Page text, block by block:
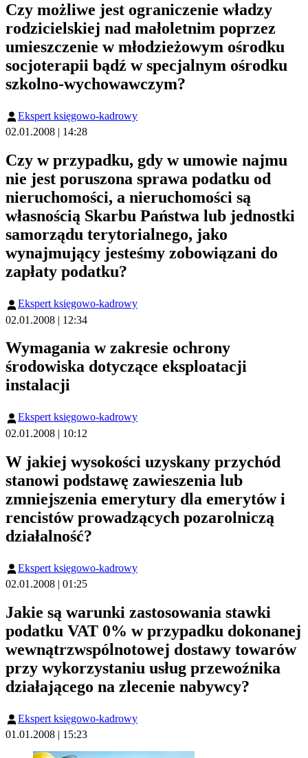
Czy możliwe jest ograniczenie władzy
rodzicielskiej nad małoletnim poprzez
umieszczenie w młodzieżowym ośrodku
socjoterapii bądź w specjalnym ośrodku
szkolno-wychowawczym?
Ekspert księgowo-kadrowy
02.01.2008 | 14:28
Czy w przypadku, gdy w umowie najmu
nie jest poruszona sprawa podatku od
nieruchomości, a nieruchomości są
własnością Skarbu Państwa lub jednostki
samorządu terytorialnego, jako
wynajmujący jesteśmy zobowiązani do
zapłaty podatku?
Ekspert księgowo-kadrowy
02.01.2008 | 12:34
Wymagania w zakresie ochrony
środowiska dotyczące eksploatacji
instalacji
Ekspert księgowo-kadrowy
02.01.2008 | 10:12
W jakiej wysokości uzyskany przychód
stanowi podstawę zawieszenia lub
zmniejszenia emerytury dla emerytów i
rencistów prowadzących pozarolniczą
działalność?
Ekspert księgowo-kadrowy
02.01.2008 | 01:25
Jakie są warunki zastosowania stawki
podatku VAT 0% w przypadku dokonanej
wewnątrzwspólnotowej dostawy towarów
przy wykorzystaniu usług przewoźnika
działającego na zlecenie nabywcy?
Ekspert księgowo-kadrowy
01.01.2008 | 15:23